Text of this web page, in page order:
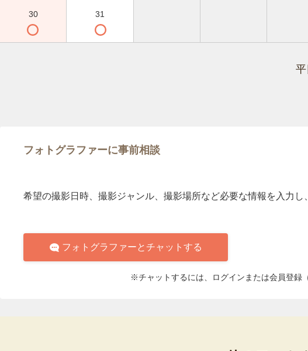
30 31
平
フォトグラファーに事前相談
希望の撮影日時、撮影ジャンル、撮影場所など必要な情報を入力し
フォトグラファーとチャットする
※チャットするには、ログインまたは会員登録